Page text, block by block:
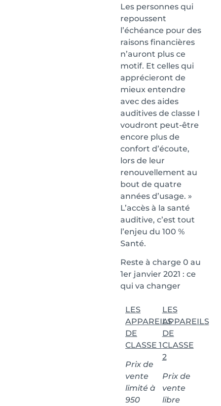
Les personnes qui
repoussent
l’échéance pour des
raisons financières
n’auront plus ce
motif. Et celles qui
apprécieront de
mieux entendre
avec des aides
auditives de classe I
voudront peut-être
encore plus de
confort d’écoute,
lors de leur
renouvellement au
bout de quatre
années d’usage. »
L’accès à la santé
auditive, c’est tout
l’enjeu du 100 %
Santé.
Reste à charge 0 au
1er janvier 2021 : ce
qui va changer
LES
APPAREILS
DE
CLASSE 1
Prix de
vente
limité à
950
LES
APPAREILS
DE
CLASSE
2
Prix de
vente
libre